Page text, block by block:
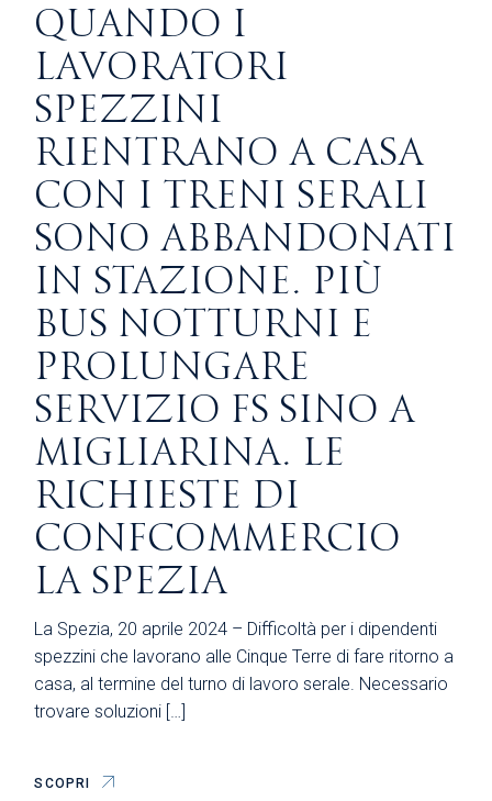
QUANDO I
LAVORATORI
SPEZZINI
RIENTRANO A CASA
CON I TRENI SERALI
SONO ABBANDONATI
IN STAZIONE. PIÙ
BUS NOTTURNI E
PROLUNGARE
SERVIZIO FS SINO A
MIGLIARINA. LE
RICHIESTE DI
CONFCOMMERCIO
LA SPEZIA
La Spezia, 20 aprile 2024 – Difficoltà per i dipendenti
spezzini che lavorano alle Cinque Terre di fare ritorno a
casa, al termine del turno di lavoro serale. Necessario
trovare soluzioni […]
SCOPRI